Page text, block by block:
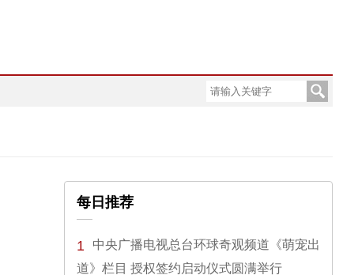
每日推荐
1
中央广播电视总台环球奇观频道《萌宠出
道》栏目 授权签约启动仪式圆满举行